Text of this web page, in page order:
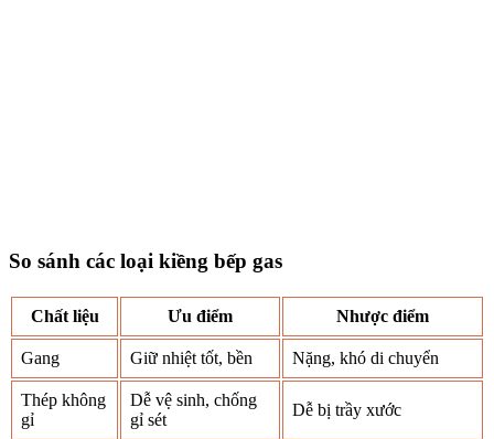
So sánh các loại kiềng bếp gas
Chất liệu Ưu điểm Nhược điểm
Gang Giữ nhiệt tốt, bền Nặng, khó di chuyển
Thép không
gỉ
Dễ vệ sinh, chống
gỉ sét
Dễ bị trầy xước